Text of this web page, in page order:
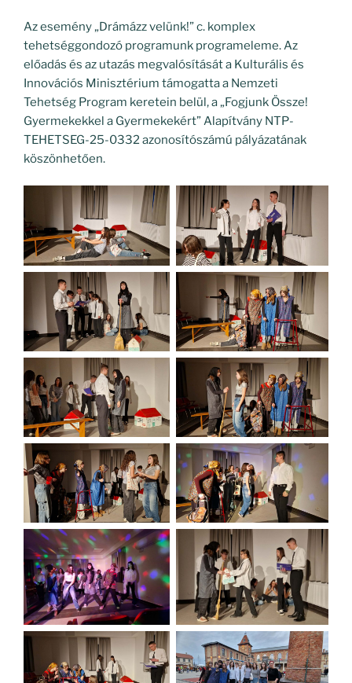
Az esemény „Drámázz velünk!” c. komplex
tehetséggondozó programunk programeleme. Az
előadás és az utazás megvalósítását a Kulturális és
Innovációs Minisztérium támogatta a Nemzeti
Tehetség Program keretein belül, a „Fogjunk Össze!
Gyermekekkel a Gyermekekért” Alapítvány NTP-
TEHETSEG-25-0332 azonosítószámú pályázatának
köszönhetően.